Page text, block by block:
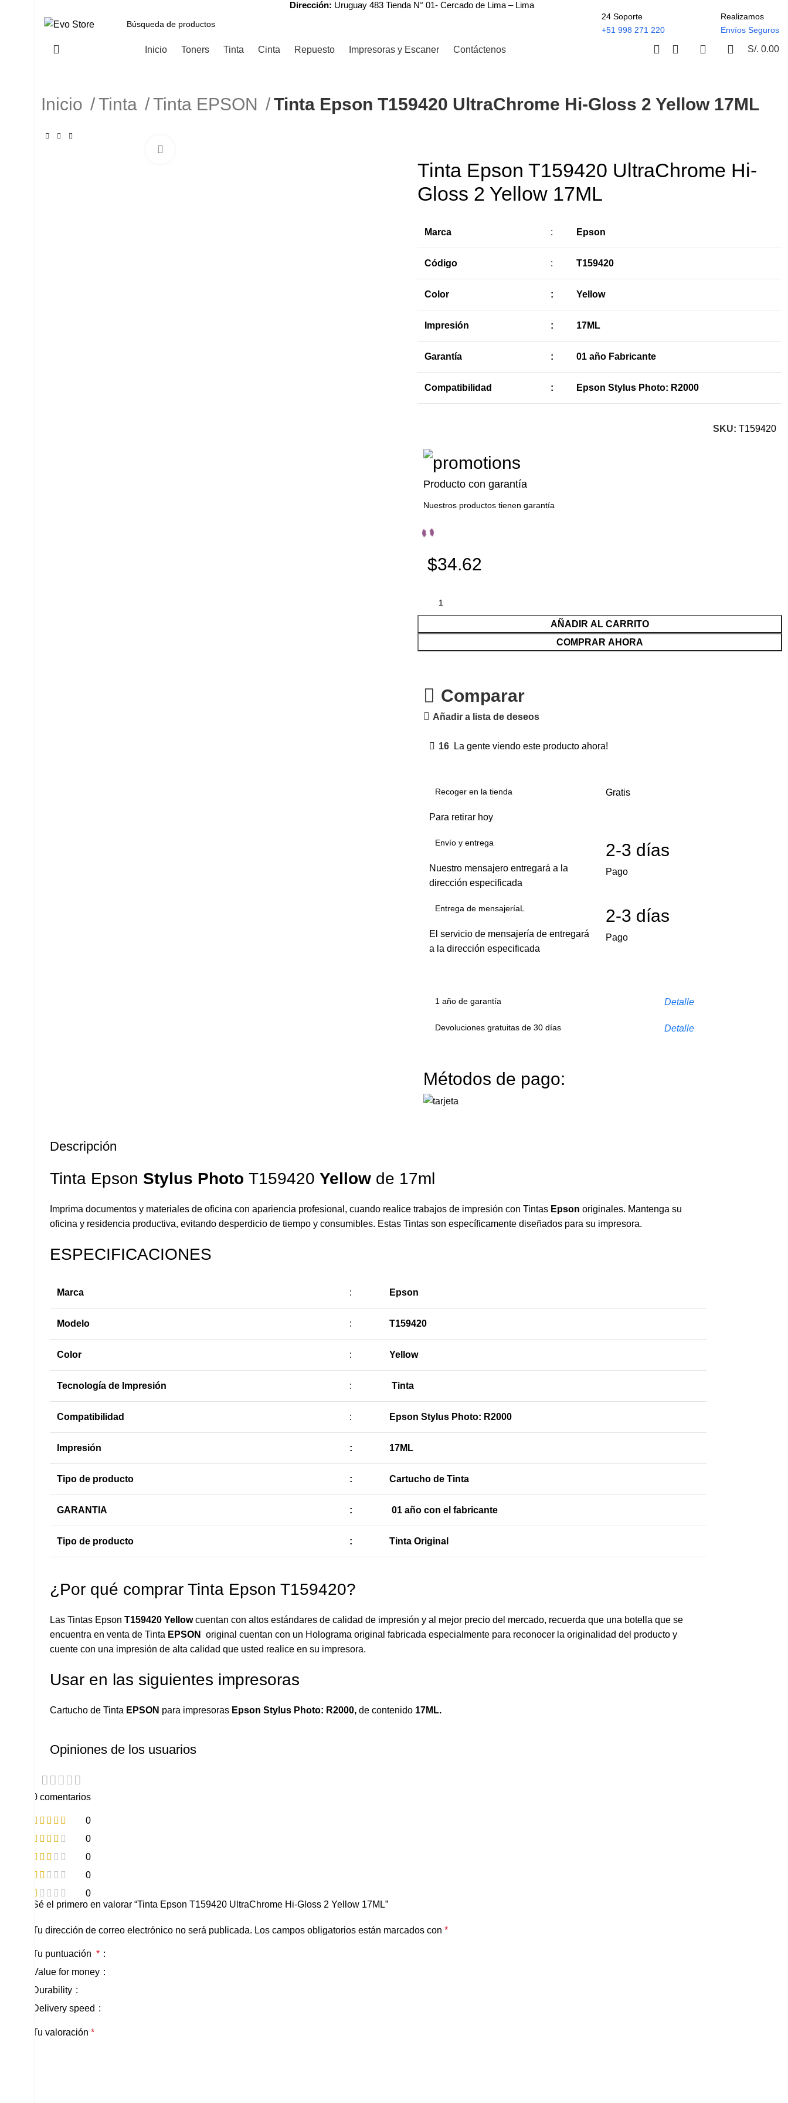
Dirección: Uruguay 483 Tienda N° 01- Cercado de Lima – Lima
24 Soporte
+51 998 271 220
Realizamos
Envíos Seguros
Inicio Toners Tinta Cinta Repuesto Impresoras y Escaner Contáctenos S/. 0.00
Inicio Tinta Tinta EPSON Tinta Epson T159420 UltraChrome Hi-Gloss 2 Yellow 17ML
Tinta Epson T159420 UltraChrome Hi-
Gloss 2 Yellow 17ML
Marca : Epson
Código : T159420
Color : Yellow
Impresión : 17ML
Garantía : 01 año Fabricante
Compatibilidad : Epson Stylus Photo: R2000
SKU: T159420
Producto con garantía
Nuestros productos tienen garantía
$34.62
AÑADIR AL CARRITO
COMPRAR AHORA
Comparar
Añadir a lista de deseos
16 La gente viendo este producto ahora!
Recoger en la tienda
Para retirar hoy
Gratis
Envío y entrega
Nuestro mensajero entregará a la
dirección especificada
2-3 días
Pago
Entrega de mensajeríaL
El servicio de mensajería de entregará
a la dirección especificada
2-3 días
Pago
1 año de garantía Detalle
Devoluciones gratuitas de 30 días Detalle
Métodos de pago:
Descripción
Tinta Epson Stylus Photo T159420 Yellow de 17ml
Imprima documentos y materiales de oficina con apariencia profesional, cuando realice trabajos de impresión con Tintas Epson originales. Mantenga su
oficina y residencia productiva, evitando desperdicio de tiempo y consumibles. Estas Tintas son específicamente diseñados para su impresora.
ESPECIFICACIONES
Marca : Epson
Modelo : T159420
Color : Yellow
Tecnología de Impresión : Tinta
Compatibilidad : Epson Stylus Photo: R2000
Impresión : 17ML
Tipo de producto : Cartucho de Tinta
GARANTIA : 01 año con el fabricante
Tipo de producto : Tinta Original
¿Por qué comprar Tinta Epson T159420?
Las Tintas Epson T159420 Yellowcuentan con altos estándares de calidad de impresión y al mejor precio del mercado, recuerda que una botella que se
encuentra en venta de Tinta EPSON
original cuentan con un Holograma original fabricada especialmente para reconocer la originalidad del producto y
cuente con una impresión de alta calidad que usted realice en su impresora.
Usar en las siguientes impresoras
Cartucho de Tinta EPSON para impresoras Epson Stylus Photo: R2000, de contenido 17ML.
Opiniones de los usuarios
0 comentarios
0
0
0
0
0
Sé el primero en valorar “Tinta Epson T159420 UltraChrome Hi-Gloss 2 Yellow 17ML”
Tu dirección de correo electrónico no será publicada. Los campos obligatorios están marcados con *
Tu puntuación *
Value for money
Durability
Delivery speed
Tu valoración *